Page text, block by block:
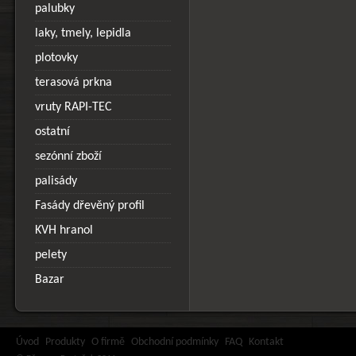
palubky
laky, tmely, lepidla
plotovky
terasová prkna
vruty RAPI-TEC
ostatní
sezónní zboží
palisády
Fasády dřevěný profil
KVH hranol
pelety
Bazar
Úvod Produkty O firmě Obchodní podmínky FAQ Kontakt